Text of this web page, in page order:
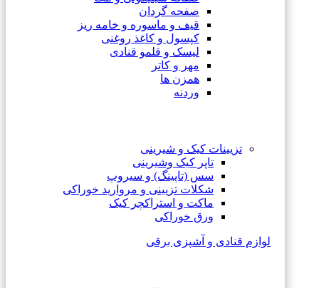
صفحه گردان
قیف و ماسوره و خامه ریز
کپسول و کاغذ روغنی
لیسک و قلمو قنادی
مهر و کاتر
همزن ها
وردنه
تزیینات کیک و شیرینی
تاپر کیک وشیرینی
سس (تاپینگ) و سیروپ
شکلات تزیینی و مروارید خوراکی
ماکت و استراکچر کیک
ورق خوراکی
لوازم قنادی و آشپزی برقی